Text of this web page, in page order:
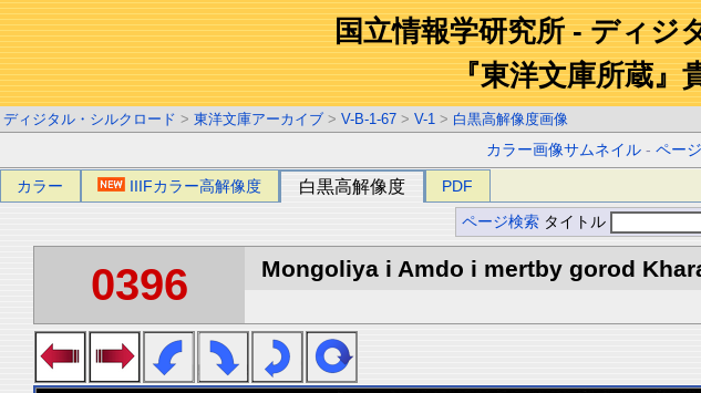
国立情報学研究所 - ディジ
『東洋文庫所蔵』
ディジタル・シルクロード > 東洋文庫アーカイブ > V-B-1-67 > V-1 > 白黒高解像度画像
カラー画像サムネイル -ペー
カラー IIIFカラー高解像度 白黒高解像度 PDF
ページ検索 タイトル
0396 Mongoliya i Amdo i mertby gorod